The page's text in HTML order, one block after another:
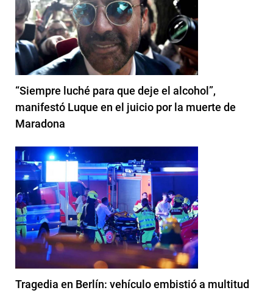
“Siempre luché para que deje el alcohol”,
manifestó Luque en el juicio por la muerte de
Maradona
Tragedia en Berlín: vehículo embistió a multitud